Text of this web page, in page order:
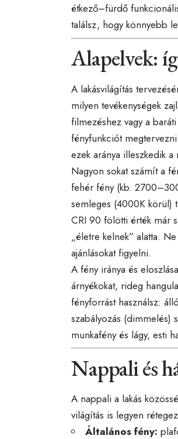
étkező–fürdő
találsz, hogy könnyebb
Alapelvek:
A lakásvilágítás
milyen tevékenységek
filmezéshez vagy a
fényfunkciót
ezek aránya illeszkedik
Nagyon sokat számít a
fehér fény (kb.
semleges (4000K körül)
CRI 90 fölötti érték már
„életre kelnek” alatta.
ajánlásokat figyelni.
A fény iránya és
árnyékokat, rideg
fényforrást használsz:
szabályozás (dimmelés)
munkafény és lágy, esti
Nappali és
A nappali a lakás
világítás is legyen
Általános fény: